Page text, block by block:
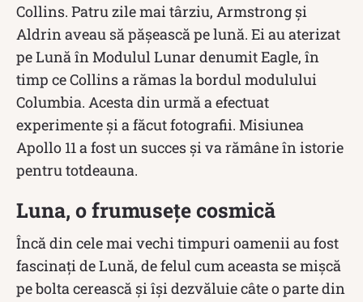
Collins. Patru zile mai târziu, Armstrong și
Aldrin aveau să pășească pe lună. Ei au aterizat
pe Lună în Modulul Lunar denumit Eagle, în
timp ce Collins a rămas la bordul modulului
Columbia. Acesta din urmă a efectuat
experimente și a făcut fotografii. Misiunea
Apollo 11 a fost un succes și va rămâne în istorie
pentru totdeauna.
Luna, o frumusețe cosmică
Încă din cele mai vechi timpuri oamenii au fost
fascinați de Lună, de felul cum aceasta se mișcă
pe bolta cerească și își dezvăluie câte o parte din